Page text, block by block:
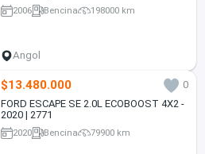
2006 Bencina 198000 km
Angol
$13.480.000
0
FORD ESCAPE SE 2.0L ECOBOOST 4X2 -
2020 | 2771
2020 Bencina 79900 km